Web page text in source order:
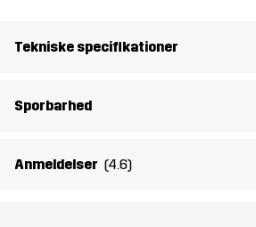
Designet til ALLROUND
Tekniske specifikationer
Sporbarhed
Anmeldelser (4.6)